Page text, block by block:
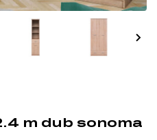
m dub sonoma